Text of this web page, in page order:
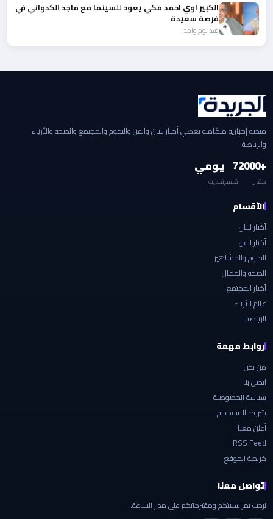
الكبير اوي احمد مكي يعود للسينما مع ماجد الكدواني في
فرصة سعيدة
منذ يوم واحد
منصة إخبارية متكاملة تغطي أخبار لبنان والفن والنجوم والمجتمع والصحة والأزياء
والرياضة.
+2000
مقال
7
قسم
يومي
تحديث
الأقسام
أخبار لبنان
أخبار الفن
النجوم والمشاهير
الصحة والجمال
أخبار المجتمع
عالم الأزياء
الرياضة
روابط مهمة
من نحن
اتصل بنا
سياسة الخصوصية
شروط الاستخدام
أعلن معنا
RSS Feed
خريطة الموقع
تواصل معنا
نرحب بمراسلاتكم ومقترحاتكم على مدار الساعة.